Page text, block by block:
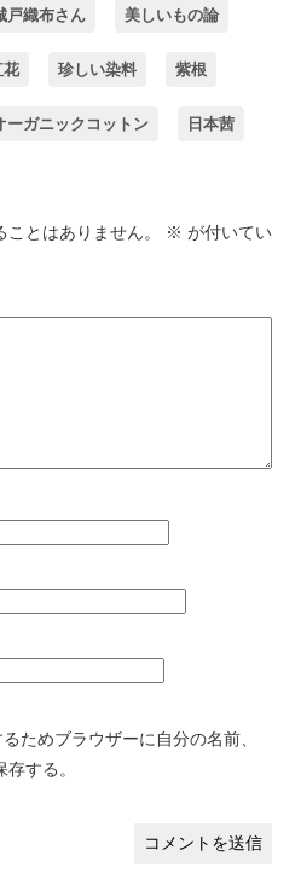
戸織布さん 美しいもの論
花 珍しい染料 紫根
ーガニックコットン 日本茜
とはありません。 ※ が付いてい
ためブラウザーに自分の名前、
する。